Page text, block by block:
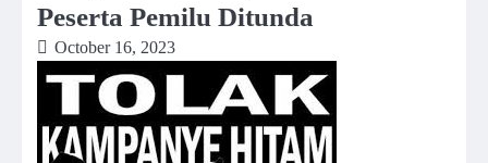
Peserta Pemilu Ditunda
October 16, 2023